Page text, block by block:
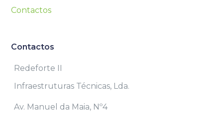
Contactos
Contactos
Redeforte II
Infraestruturas Técnicas, Lda.
Av. Manuel da Maia, Nº4